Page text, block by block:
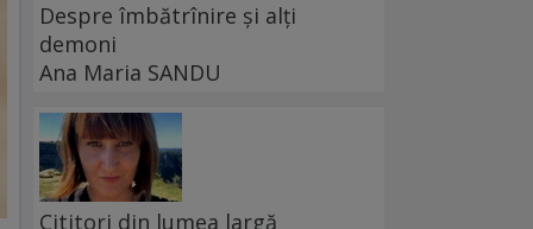
Despre îmbătrînire și alți
demoni
Ana Maria SANDU
Cititori din lumea largă